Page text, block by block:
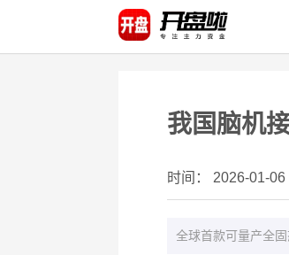
我国脑机
时间： 2026-01-06
全球首款可量产全